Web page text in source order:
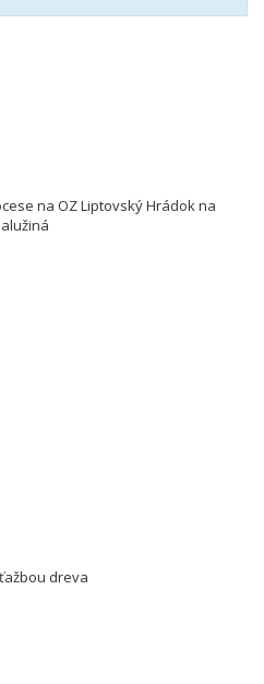
na OZ Liptovský Hrádok na
dreva